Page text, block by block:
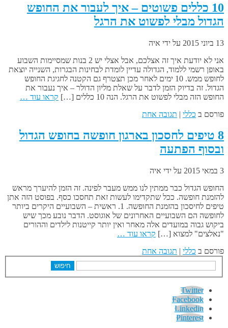
10 כללים פשוטים – איך לעבור את החופש
הגדול מבלי לפשוט את הרגל
13 ביוני 2015 על ידי איה
אני לא יודעת איך זה אצלכם, אבל אצלי יש 2 בנות שמסיימות השבוע
באופן רשמי ללמוד, הגדולה עדיין לומדת לבחינות הבגרות, השנייה יוצאת
לחופש ממש. 10 ימים לאחר מכן תצטרף גם הקטנה לחגיגת החופש
הגדול. זה בדיוק הזמן לדבר על שאלת מליון הדולר – איך נעבור את
החופש הזה מבלי לפשוט את הרגל. הנה 10 כללים […]
קראו עוד …
פורסם ב כללי | תגובה אחת
8 טיפים לחסכון בארגון חופשה בחופש הגדול
ובסוף הפתעה
3 במאי 2015 על ידי איה
החופש הגדול כבר ממתין לנו ממש מעבר לפינה. זה הזמן להיערך מראש
להזמנת חופשה. ככל שתקדימו לעשות זאת תחסכו כסף. בפוסט הזה אתן
טיפים לחיסכון בהזמנת החופשה. 1. ראשית – השבועיים היקרים ביותר
לחופשה הם השבועיים האחרונים של אוגוסט. הדבר נובע מכך שיש
ביקוש גבוה במועדים אלה מאחר ואין יותר קייטנות לילדים וההורים
"נאלצים" למצוא […] קראו עוד …
פורסם ב כללי | תגובה אחת
חיפוש
Twitter
Facebook
Linkedin
Pinterest